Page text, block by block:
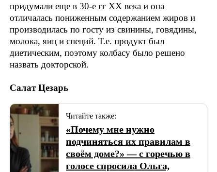
придумали еще в 30-е гг XX века и она
отличалась пониженным содержанием жиров и
производилась по госту из свинины, говядины,
молока, яиц и специй. Т.е. продукт был
диетическим, поэтому колбасу было решено
назвать докторской.
Салат Цезарь
Читайте также:
«Почему мне нужно
подчиняться их правилам в
своём доме?» — с горечью в
голосе спросила Ольга,